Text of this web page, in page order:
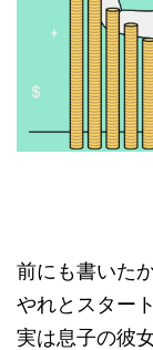
前にも書いた
やれとスター
実は息子の彼